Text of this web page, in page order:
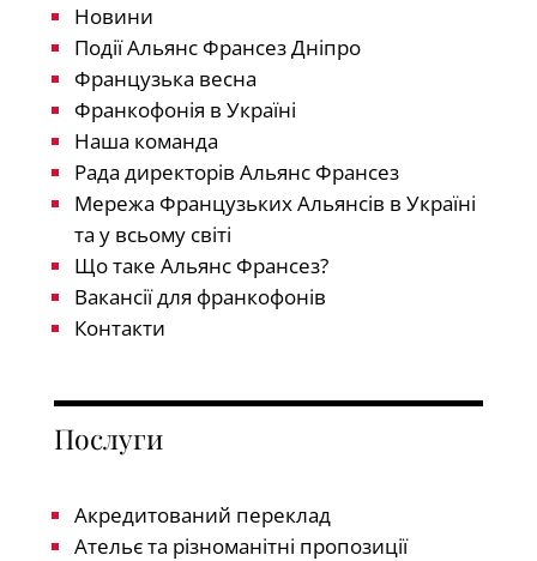
Новини
Події Альянс Франсез Дніпро
Французька весна
Франкофонія в Україні
Наша команда
Рада директорів Альянс Франсез
Мережа Французьких Альянсів в Україні
та у всьому світі
Що таке Альянс Франсез?
Вакансії для франкофонів
Контакти
Послуги
Акредитований переклад
Ательє та різноманітні пропозиції